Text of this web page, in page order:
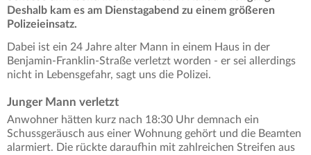
Deshalb kam es am Dienstagabend zu einem größeren
Polizeieinsatz.
Dabei ist ein 24 Jahre alter Mann in einem Haus in der
Benjamin-Franklin-Straße verletzt worden - er sei allerdings
nicht in Lebensgefahr, sagt uns die Polizei.
Junger Mann verletzt
Anwohner hätten kurz nach 18:30 Uhr demnach ein
Schussgeräusch aus einer Wohnung gehört und die Beamten
alarmiert. Die rückte daraufhin mit zahlreichen Streifen aus